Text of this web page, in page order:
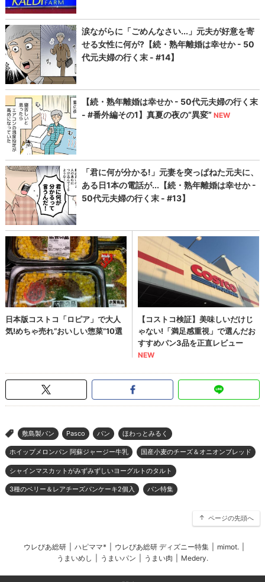
> 敷島製パン Pasco パン ほわっとみるく
ホイップメロンパン 阿蘇ジャージー牛乳 国産小麦のチーズ＆オニオンブレッド
シャインマスカットがみずみずしいヨーグルトのタルト
3種のベリー＆レアチーズパンケーキ2個入 パン特集
ページの先頭へ
ウレぴあ総研 ハピママ* ウレぴあ総研 ディズニー特集 mimot.
うまいめし
うまいパン うまい肉 Medery.